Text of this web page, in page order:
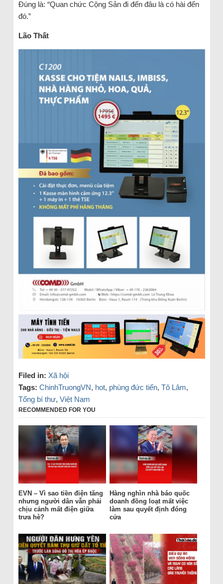
Đúng là: “Quan chức Cộng Sản đi đến đâu là có hài đến
đó.”
Lão Thất
Filed in: Xã hội
Tags: ChinhTruongVN, hot, phùng đức tiến, Tô Lâm,
Tổng bí thư, Việt Nam
RECOMMENDED FOR YOU
EVN – Vì sao tiền điện tăng
nhưng người dân vẫn phải
chịu cảnh mất điện giữa
trưa hè?
Hàng nghìn nhà báo quốc
doanh đồng loạt mất việc
làm sau quyết định đóng
cửa